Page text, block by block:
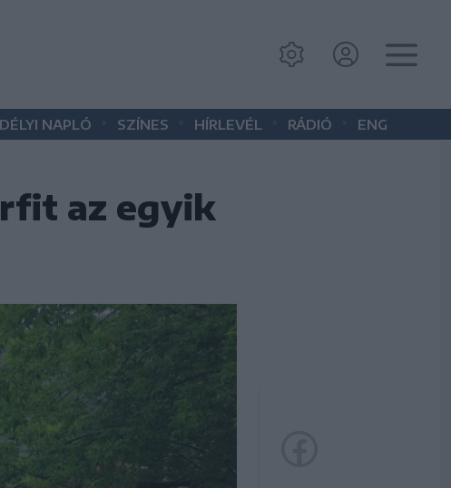
NAPLÓ SZÍNES HÍRLEVÉL RÁDIÓ ENG
az egyik